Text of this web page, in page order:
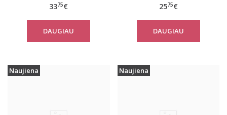
3375€
DAUGIAU
2575€
DAUGIAU
Naujiena Naujiena